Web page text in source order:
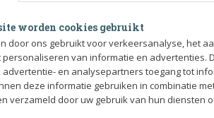
worden cookies gebruikt
door ons gebruikt voor verkeersanalyse, het
van informatie en advertenties.
advertentie- en analysepartners toegang tot
deze informatie gebruiken in combinatie
verzameld door uw gebruik van hun diensten